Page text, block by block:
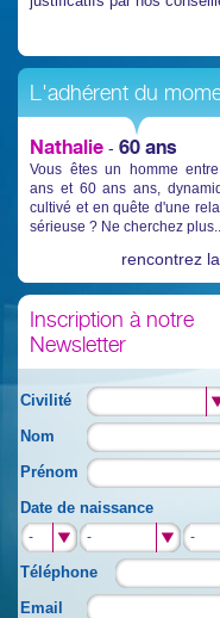
L'adhérent du
Nathalie - 60 ans
Vous êtes un homme
ans et 60 ans ans,
cultivé et en quête d'une
sérieuse ? Ne cherchez
rencontrez la
Inscription à notre
Newsletter
Civilité
Nom
Prénom
Date de naissance
-- -- --
Téléphone
Email